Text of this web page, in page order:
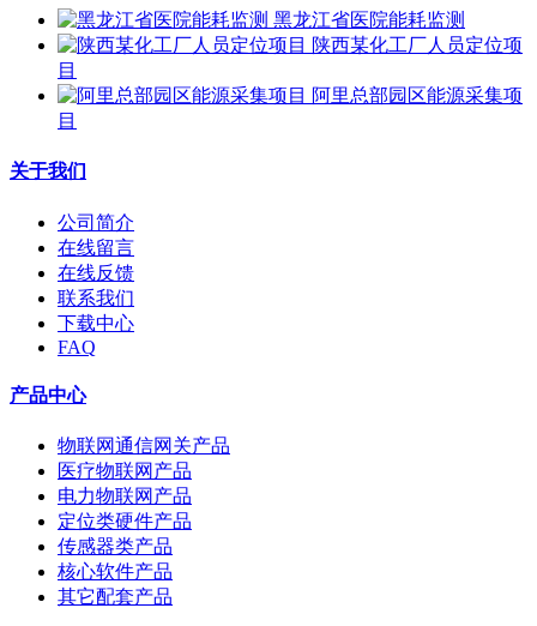
黑龙江省医院能耗监测
陕西某化工厂人员定位项
目
阿里总部园区能源采集项
目
关于我们
公司简介
在线留言
在线反馈
联系我们
下载中心
FAQ
产品中心
物联网通信网关产品
医疗物联网产品
电力物联网产品
定位类硬件产品
传感器类产品
核心软件产品
其它配套产品